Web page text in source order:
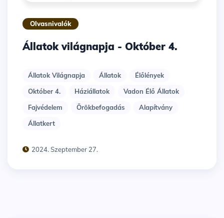
Olvasnivalók
Állatok világnapja - Október 4.
Állatok Világnapja Állatok
Élőlények
Október 4.
Háziállatok
Vadon Élő Állatok
Fajvédelem
Örökbefogadás
Alapítvány
Állatkert
2024. Szeptember 27.